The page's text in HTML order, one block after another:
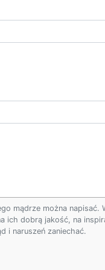
mądrze można napisać.
ich dobrą jakość, na
i naruszeń zaniechać.